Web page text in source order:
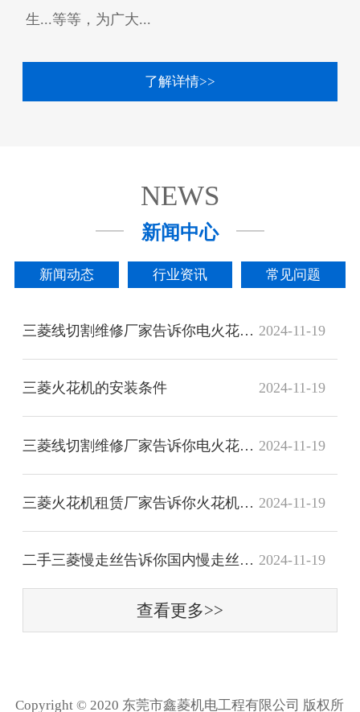
生...等等，为广大...
了解详情>>
NEWS
新闻中心
新闻动态 行业资讯 常见问题
三菱线切割维修厂家告诉你电火花线切割的主要功能 2024-11-19
三菱火花机的安装条件 2024-11-19
三菱线切割维修厂家告诉你电火花线切割的主要功能 2024-11-19
三菱火花机租赁厂家告诉你火花机有什么常见种类 2024-11-19
二手三菱慢走丝告诉你国内慢走丝机床为什么落后？ 2024-11-19
查看更多>>
Copyright © 2020 东莞市鑫菱机电工程有限公司 版权所